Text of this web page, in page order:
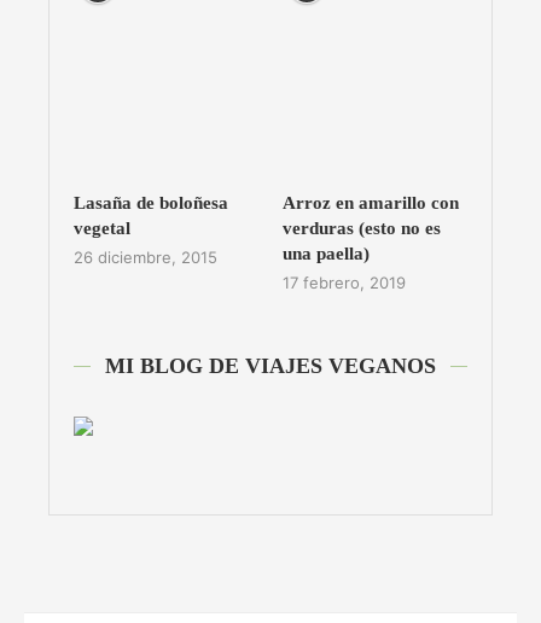
Lasaña de boloñesa
vegetal
26 diciembre, 2015
Arroz en amarillo con
verduras (esto no es
una paella)
17 febrero, 2019
MI BLOG DE VIAJES VEGANOS